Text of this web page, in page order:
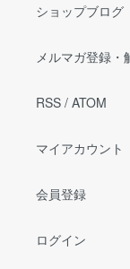
ショップブログ
メルマガ登録・
RSS / ATOM
マイアカウント
会員登録
ログイン